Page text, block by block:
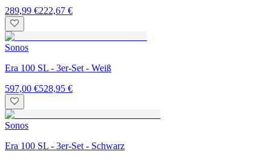
289,99 €222,67 €
Sonos
Era 100 SL - 3er-Set - Weiß
597,00 €528,95 €
Sonos
Era 100 SL - 3er-Set - Schwarz